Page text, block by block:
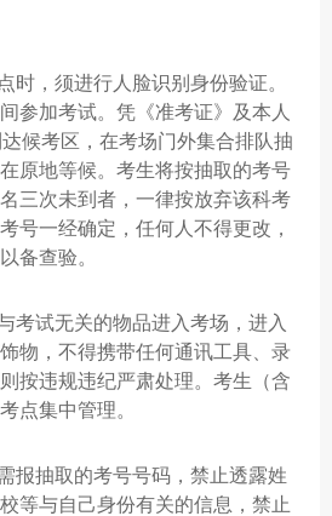
，须进行人脸识别身份验证。
参加考试。凭《准考证》及本人
候考区，在考场门外集合排队抽
原地等候。考生将按抽取的考号
三次未到者，一律按放弃该科考
号一经确定，任何人不得更改，
备查验。
试无关的物品进入考场，进入
物，不得携带任何通讯工具、录
按违规违纪严肃处理。考生（含
点集中管理。
抽取的考号号码，禁止透露姓
等与自己身份有关的信息，禁止